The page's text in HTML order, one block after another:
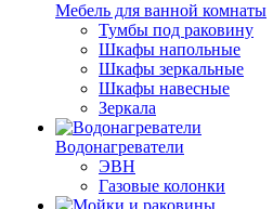
Мебель для ванной комнаты
Тумбы под раковину
Шкафы напольные
Шкафы зеркальные
Шкафы навесные
Зеркала
Водонагреватели
ЭВН
Газовые колонки